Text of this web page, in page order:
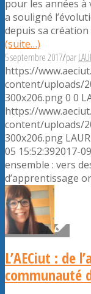
pour les années à
a souligné
depuis sa création
(suite…)
5 septembre 2017/par
https://
content/uploads/
300x206.png0 0
https://
content/uploads/
300x206.png
05 15:52:392017-
ensemble : vers
d’apprentissage
L’AECiut : de
communauté